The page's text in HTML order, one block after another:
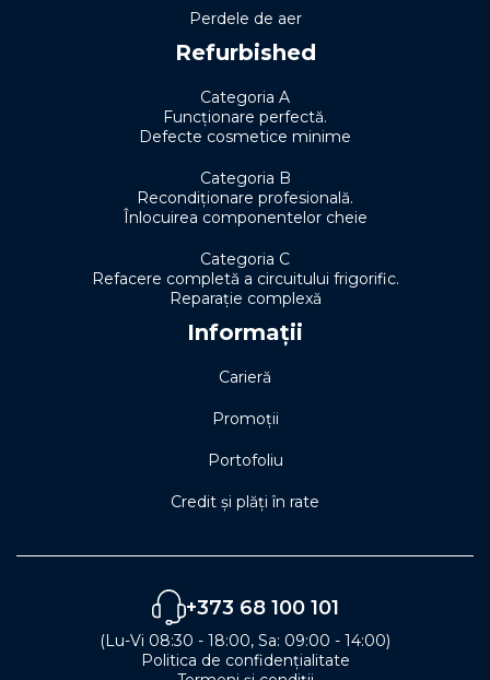
Perdele de aer
Refurbished
Categoria A
Funcționare perfectă.
Defecte cosmetice minime
Categoria B
Recondiționare profesională.
Înlocuirea componentelor cheie
Categoria C
Refacere completă a circuitului frigorific.
Reparație complexă
Informații
Carieră
Promoții
Portofoliu
Credit și plăți în rate
+373 68 100 101
(Lu-Vi 08:30 - 18:00, Sa: 09:00 - 14:00)
Politica de confidențialitate